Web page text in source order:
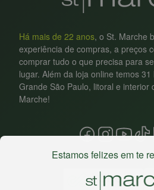
Há mais de 22 anos, o St. Marche
experiência de compras, a preços
comprar tudo o que precisa para
lugar. Além da loja online temos
Grande São Paulo, litoral e interior
Marche!
Estamos felizes em te